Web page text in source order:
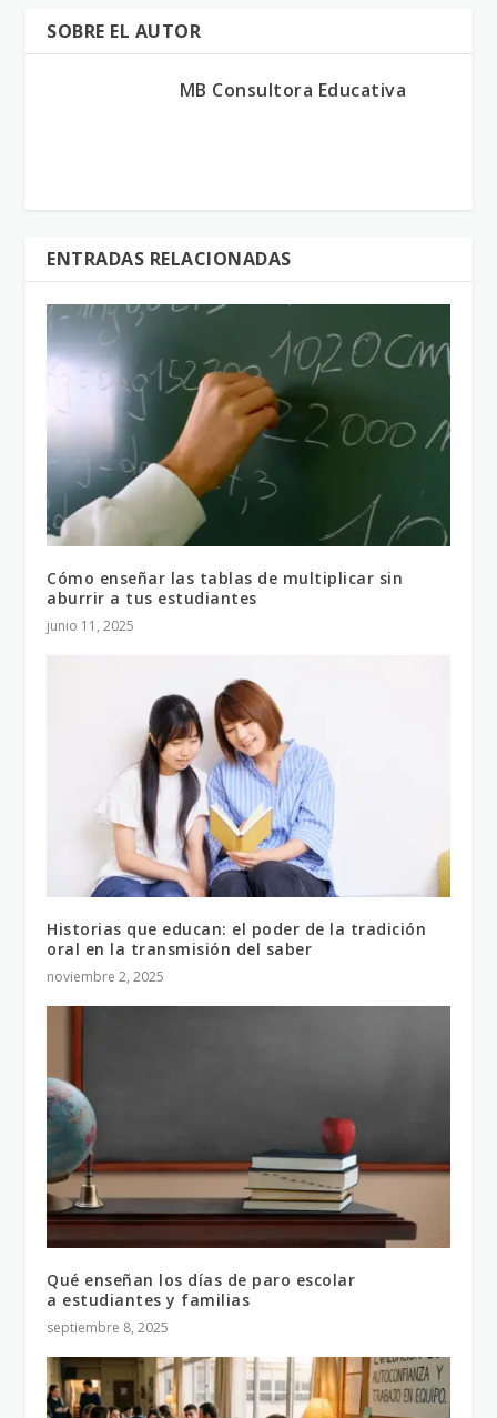
SOBRE EL AUTOR
MB Consultora Educativa
ENTRADAS RELACIONADAS
Cómo enseñar las tablas de multiplicar sin
aburrir a tus estudiantes
junio 11, 2025
Historias que educan: el poder de la tradición
oral en la transmisión del saber
noviembre 2, 2025
Qué enseñan los días de paro escolar
a estudiantes y familias
septiembre 8, 2025